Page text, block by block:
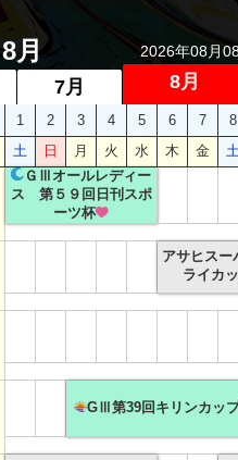
8月
7月 8月
2026年08月
1 2 3 4 5 6 7 8
土 日 月 火 水 木 金
ＧⅢオールレディー
ス 第５９回日刊スポ
ーツ杯
アサヒスー
ライカ
GⅢ第39回キリンカッ